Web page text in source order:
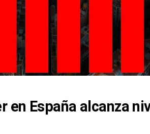
en España alcanza